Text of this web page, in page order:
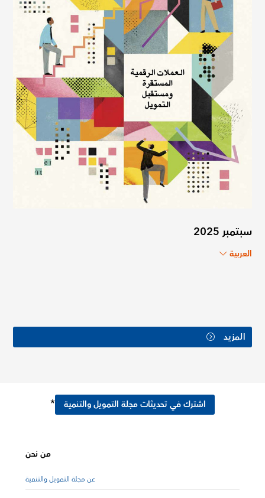
سبتمبر 2025
العربية
المزيد
اشترك في تحديثات مجلة التمويل والتنمية *
من نحن
عن مجلة التمويل والتنمية